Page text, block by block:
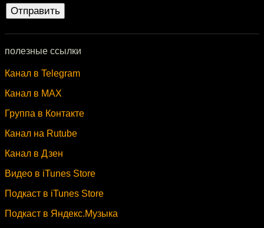
полезные ссылки
Канал в Telegram
Канал в MAX
Группа в Контакте
Канал на Rutube
Канал в Дзен
Видео в iTunes Store
Подкаст в iTunes Store
Подкаст в Яндекс.Музыка